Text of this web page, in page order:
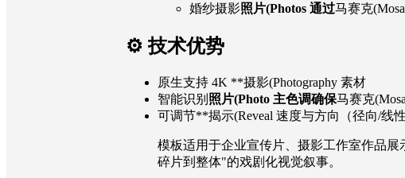
婚纱摄影照片(Photos 通过马赛克
⚙️ 技术优势
原生支持 4K **摄影(Photography 素材
智能识别 照片(Photo 主色调确保马赛克
可调节**揭示(Reveal 速度与方向（径向/线
模板适用于企业宣传片、摄影工作室作品展
碎片到整体"的戏剧化视觉叙事。